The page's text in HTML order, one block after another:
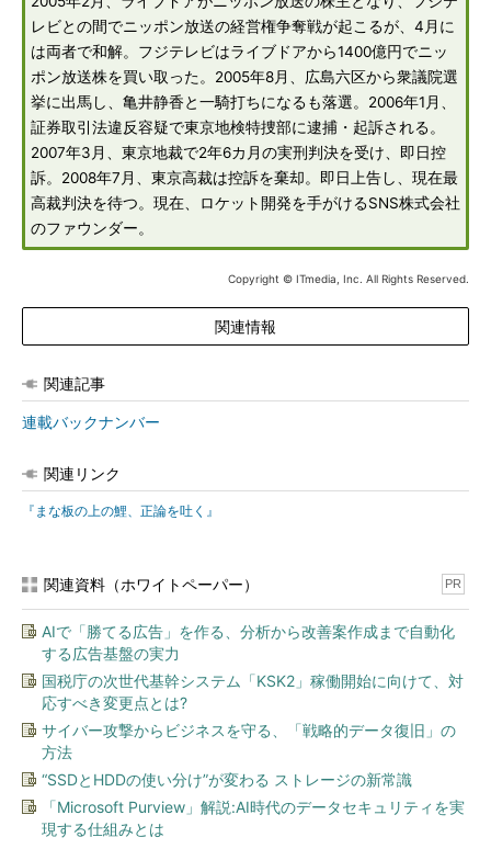
レビとの間でニッポン放送の経営権争奪戦が起こるが、4月に
は両者で和解。フジテレビはライブドアから1400億円でニッ
ポン放送株を買い取った。2005年8月、広島六区から衆議院選
挙に出馬し、亀井静香と一騎打ちになるも落選。2006年1月、
証券取引法違反容疑で東京地検特捜部に逮捕・起訴される。
2007年3月、東京地裁で2年6カ月の実刑判決を受け、即日控
訴。2008年7月、東京高裁は控訴を棄却。即日上告し、現在最
高裁判決を待つ。現在、ロケット開発を手がけるSNS株式会社
のファウンダー。
Copyright © ITmedia, Inc. All Rights Reserved.
関連情報
関連記事
連載バックナンバー
関連リンク
『まな板の上の鯉、正論を吐く』
関連資料（ホワイトペーパー） PR
AIで「勝てる広告」を作る、分析から改善案作成まで自動化
する広告基盤の実力
国税庁の次世代基幹システム「KSK2」稼働開始に向けて、対
応すべき変更点とは?
サイバー攻撃からビジネスを守る、「戦略的データ復旧」の
方法
“SSDとHDDの使い分け”が変わる ストレージの新常識
「Microsoft Purview」解説:AI時代のデータセキュリティを実
現する仕組みとは